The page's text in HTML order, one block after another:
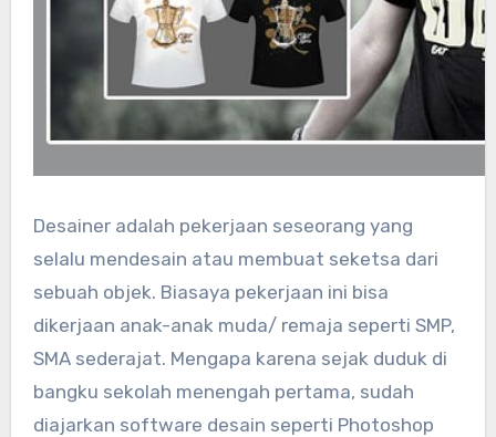
Desainer adalah pekerjaan seseorang yang
selalu mendesain atau membuat seketsa dari
sebuah objek. Biasaya pekerjaan ini bisa
dikerjaan anak-anak muda/ remaja seperti SMP,
SMA sederajat. Mengapa karena sejak duduk di
bangku sekolah menengah pertama, sudah
diajarkan software desain seperti Photoshop